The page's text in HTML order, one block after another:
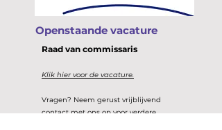
Openstaande vacature
Raad van commissaris
Klik hier voor de vacature.
Vragen? Neem gerust vrijblijvend
contact met ons op voor verdere